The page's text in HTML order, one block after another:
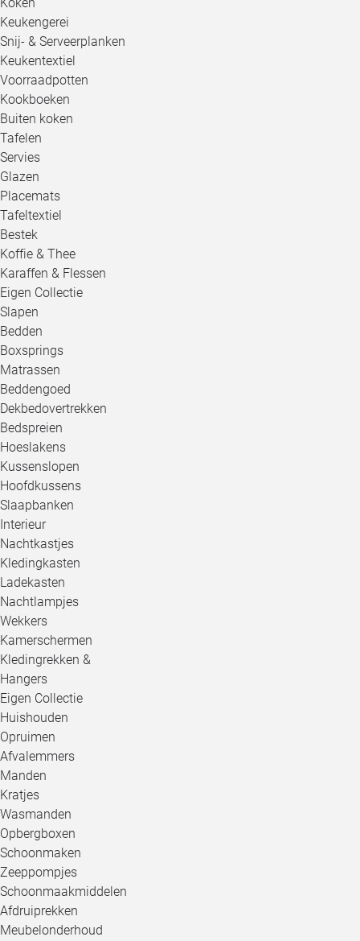
Keukengerei
Snij- & Serveerplanken
Keukentextiel
Voorraadpotten
Kookboeken
Buiten koken
Tafelen
Servies
Glazen
Placemats
Tafeltextiel
Bestek
Koffie & Thee
Karaffen & Flessen
Eigen Collectie
Slapen
Bedden
Boxsprings
Matrassen
Beddengoed
Dekbedovertrekken
Bedspreien
Hoeslakens
Kussenslopen
Hoofdkussens
Slaapbanken
Interieur
Nachtkastjes
Kledingkasten
Ladekasten
Nachtlampjes
Wekkers
Kamerschermen
Kledingrekken &
Hangers
Eigen Collectie
Huishouden
Opruimen
Afvalemmers
Manden
Kratjes
Wasmanden
Opbergboxen
Schoonmaken
Zeeppompjes
Schoonmaakmiddelen
Afdruiprekken
Meubelonderhoud